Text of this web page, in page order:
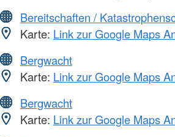
Bereitschaften /
Karte: Link zur Google Maps
Bergwacht
Karte: Link zur Google Maps
Bergwacht
Karte: Link zur Google Maps